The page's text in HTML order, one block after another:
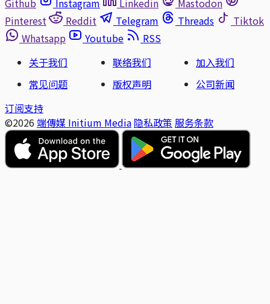
Github
Instagram Linkedin
Mastodon
Pinterest
Reddit Telegram Threads
Tiktok
Whatsapp
Youtube
RSS
关于我们
联络我们
加入我们
常见问题
版权声明
公司新闻
订阅支持
©2026 端傳媒 Initium Media 隐私政策 服务条款